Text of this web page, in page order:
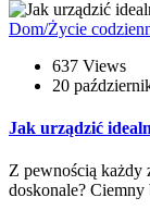
Dom/Życie
637 Views
20
Jak urządzić
Z pewnością każdy
doskonale?